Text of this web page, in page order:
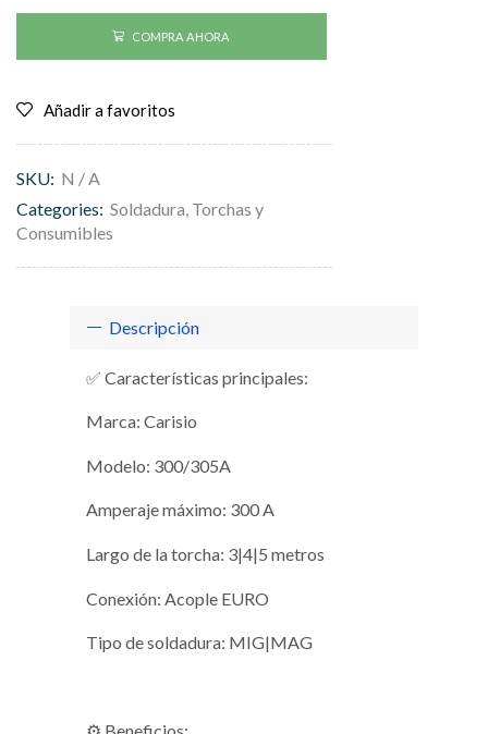
COMPRA AHORA
Añadir a favoritos
SKU: N / A
Categories: Soldadura Torchas y
Consumibles
Descripción
✅ Características principales:
Marca: Carisio
Modelo: 300/305A
Amperaje máximo: 300 A
Largo de la torcha: 3|4|5 metros
Conexión: Acople EURO
Tipo de soldadura: MIG|MAG